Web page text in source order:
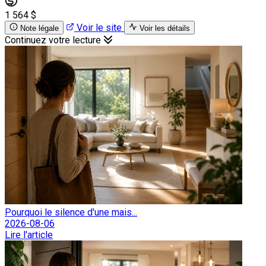
1 564 $
Note légale Voir le site Voir les détails
Continuez votre lecture
Pourquoi le silence d'une mais...
2026-08-06
Lire l'article